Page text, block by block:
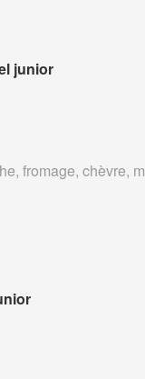
junior
fromage, chèvre,